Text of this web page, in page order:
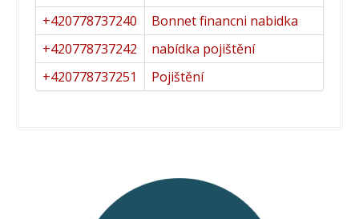
+420778737240
Bonnet financni nabidka
+420778737242
nabídka pojištění
+420778737251
Pojištění